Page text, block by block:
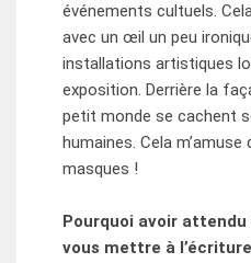
événements cultuels.
avec un œil un peu
installations artistiques
exposition. Derrière la
petit monde se cachent
humaines. Cela
masques !
Pourquoi avoir
vous mettre à l’écriture